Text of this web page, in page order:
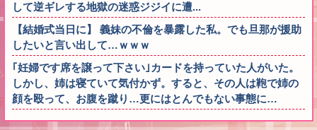
して逆ギレする地獄の迷惑ジジイに遭...
【結婚式当日に】 義妹の不倫を暴露した私。でも旦那が援助
したいと言い出して…ｗｗｗ
｢妊婦です席を譲って下さい｣カードを持っていた人がいた。
しかし、姉は寝ていて気付かず。すると、その人は鞄で姉の
顔を殴って、お腹を蹴り…更にはとんでもない事態に…